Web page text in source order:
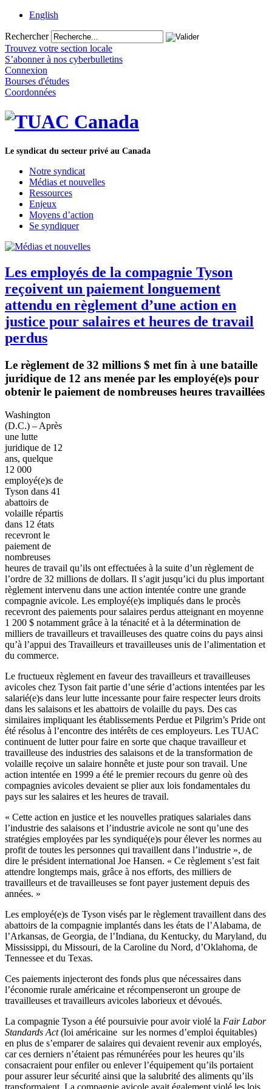
English
Rechercher
Trouvez votre section locale
S’abonner à nos cyberbulletins
Connexion
Bourses d'études
Coordonnées
Le syndicat du secteur privé au Canada
Notre syndicat
Médias et nouvelles
Ressources
Enjeux
Moyens d’action
Se syndiquer
Les employés de la compagnie Tyson
reçoivent un paiement longuement
attendu en règlement d’une action en
justice pour salaires et heures de travail
perdus
Le règlement de 32 millions $ met fin à une bataille
juridique de 12 ans menée par les employé(e)s pour
obtenir le paiement de nombreuses heures travaillées
Washington
(D.C.) –Après
une lutte
juridique de 12
ans, quelque
12 000
employé(e)s de
Tyson dans 41
abattoirs de
volaille répartis
dans 12 états
recevrontle
paiementde
nombreuses
heures de travail qu’ils ont effectuées à la suite d’un règlementde
l’ordre de 32 millions de dollars. Il s’agit jusqu’ici du plus important
règlement intervenu dans une action intentée contre une grande
compagnie avicole. Les employé(e)s impliqués dans le procès
recevrontdes paiements poursalaires perdus atteignanten moyenne
1 200 $ notamment grâce à la ténacité età la détermination de
milliers de travailleurs ettravailleuses des quatre coins du pays ainsi
qu’à l’appui des Travailleurs ettravailleuses unis de l’alimentation et
du commerce.
Le fructueux règlementen faveurdes travailleurs ettravailleuses
avicoles chez Tyson faitpartie d’une série d’actions intentées par les
salarié(e)s dans leur lutte incessante pour faire respecterleurs droits
dans les salaisons et les abattoirs de volaille du pays. Des cas
similaires impliquantles établissements Perdue et Pilgrim’s Pride ont
été résolus à l’encontre des intérêts de ces employeurs. Les TUAC
continuentde lutterpour faire en sorte que chaque travailleuret
travailleuse des industries des salaisons et de la transformation de
volaille reçoive un salaire honnête etjuste pour son travail. Une
action intentée en 1999 a été le premierrecours du genre où des
compagnies avicoles devaientse plieraux lois fondamentales du
pays surles salaires et les heures de travail.
« Cette action en justice et les nouvelles pratiques salariales dans
l’industrie des salaisons etl’industrie avicole ne sont qu’une des
stratégies employées par les syndiqué(e)s pouréleverles normes au
profit de toutes les personnes qui travaillent dans l’industrie », de
dire le présidentinternational Joe Hansen. « Ce règlement s’estfait
attendre longtemps mais, grâce à nos efforts, des milliers de
travailleurs et de travailleuses se font payerjustement depuis des
années. »
Les employé(e)s de Tyson visés par le règlement travaillent dans des
abattoirs de la compagnie implantés dans les états de l’Alabama, de
l’Arkansas, de Georgia, de l’Indiana, du Kentucky, du Maryland, du
Mississippi, du Missouri, de la Caroline du Nord, d’Oklahoma, de
Tennessee et du Texas.
Ces paiements injecterontdes fonds plus que nécessaires dans
l’économie rurale américaine etrécompenserontun groupe de
travailleuses ettravailleurs avicoles laborieux etdévoués.
La compagnie Tyson a été poursuivie pouravoir violé la Fair Labor
Standards Act(loi américaine surles normes d’emploi équitables)
en plus de s’emparerde salaires qui devaient reveniraux employés,
carces derniers n’étaientpas rémunérées pour les heures qu’ils
consacraientpourenfiler ou enlever l’équipement qu’ils portaient
pourassurer leur sécurité ainsi que la salubrité des aliments qu’ils